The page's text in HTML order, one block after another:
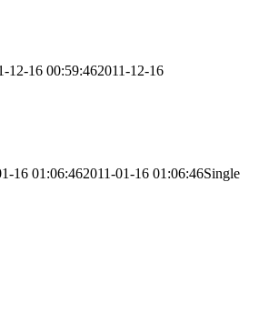
12-16 00:59:462011-12-16
16 01:06:462011-01-16 01:06:46Single